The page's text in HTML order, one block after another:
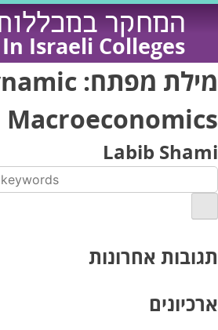
Skip
content
המחקר
Israeli Colleges
מילת מפתח:
Macroeconomics
Labib Shami
תגובות אחרונות
ארכיונים